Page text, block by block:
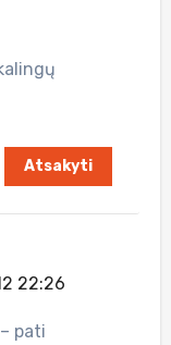
Atsakyti
22:26
pati